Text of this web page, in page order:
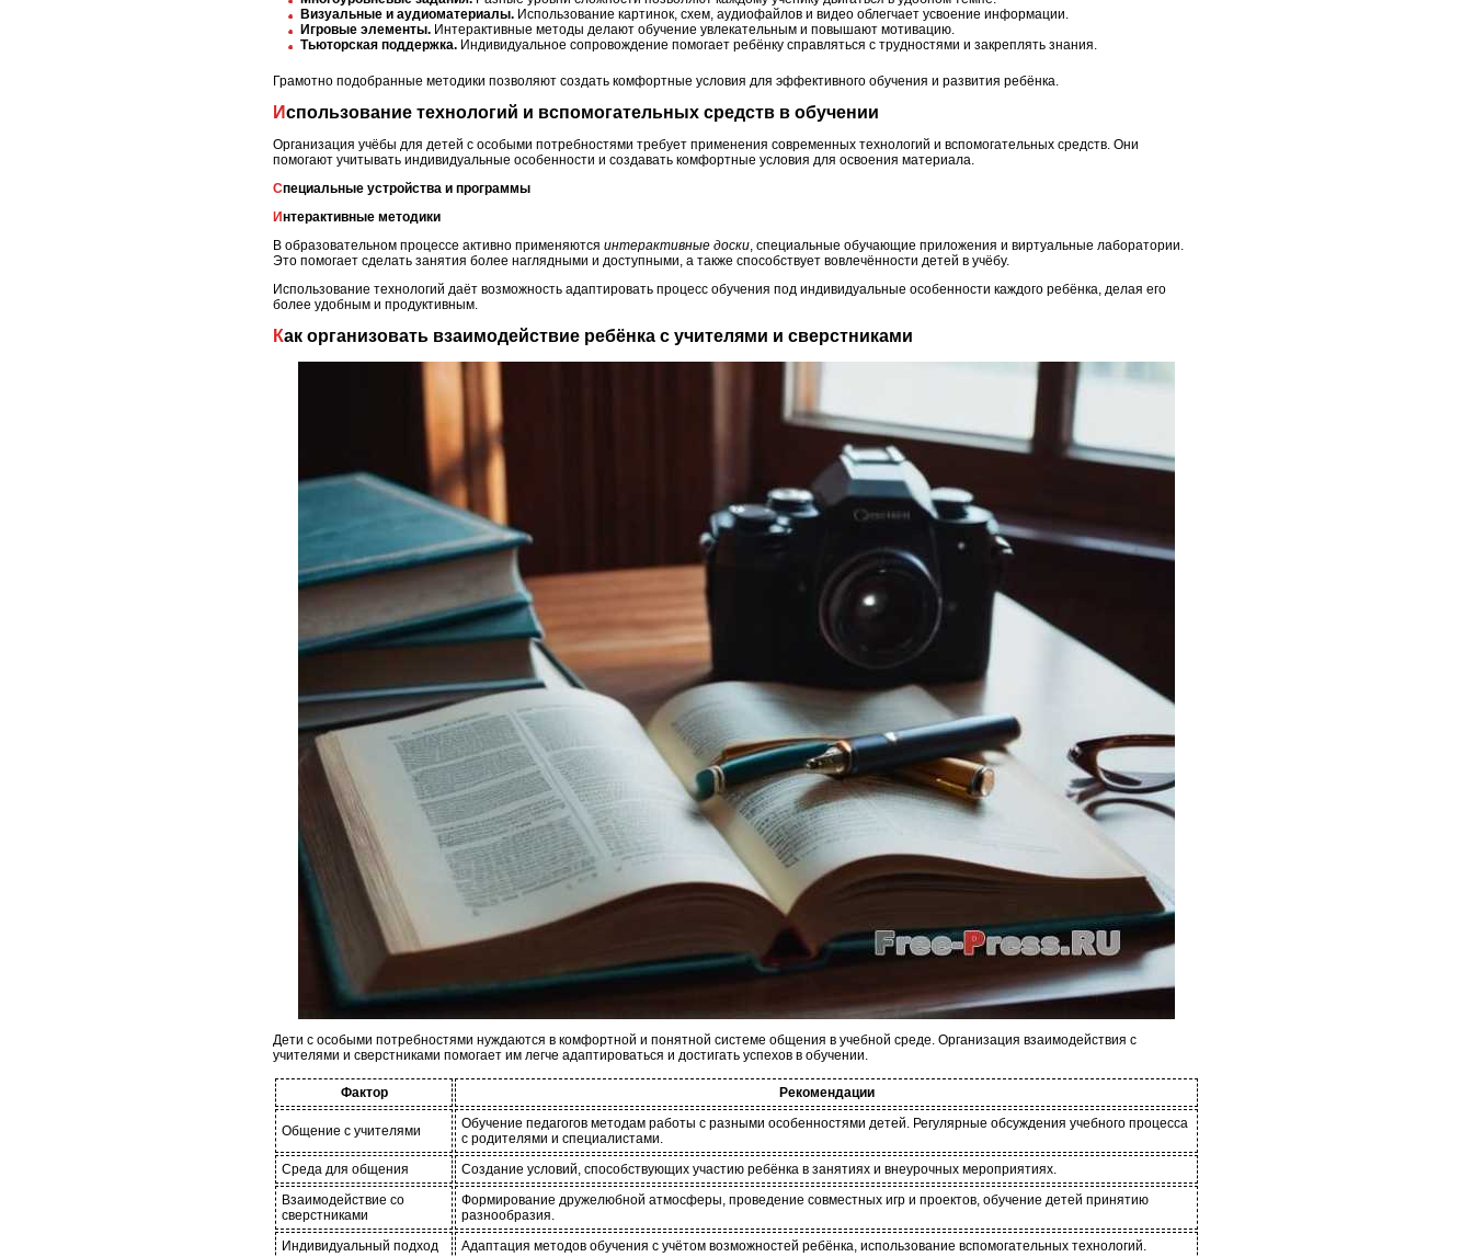
Визуальные и аудиоматериалы. Использование картинок, схем, аудиофайлов и видео облегчает усвоение информации.
Игровые элементы. Интерактивные методы делают обучение увлекательным и повышают мотивацию.
Тьюторская поддержка. Индивидуальное сопровождение помогает ребёнку справляться с трудностями и закреплять знания.
Грамотно подобранные методики позволяют создать комфортные условия для эффективного обучения и развития ребёнка.
Использование технологий и вспомогательных средств в обучении
Организация учёбы для детей с особыми потребностями требует применения современных технологий и вспомогательных средств. Они
помогают учитывать индивидуальные особенности и создавать комфортные условия для освоения материала.
Специальные устройства и программы
Интерактивные методики
В образовательном процессе активно применяются интерактивные доски, специальные обучающие приложения и виртуальные лаборатории.
Это помогает сделать занятия более наглядными и доступными, а также способствует вовлечённости детей в учёбу.
Использование технологий даёт возможность адаптировать процесс обучения под индивидуальные особенности каждого ребёнка, делая его
более удобным и продуктивным.
Как организовать взаимодействие ребёнка с учителями и сверстниками
Дети с особыми потребностями нуждаются в комфортной и понятной системе общения в учебной среде. Организация взаимодействия с
учителями и сверстниками помогает им легче адаптироваться и достигать успехов в обучении.
Фактор Рекомендации
Общение с учителями
Обучение педагогов методам работы с разными особенностями детей. Регулярные обсуждения учебного процесса
с родителями и специалистами.
Среда для общения
Создание условий, способствующих участию ребёнка в занятиях и внеурочных мероприятиях.
Взаимодействие со
сверстниками
Формирование дружелюбной атмосферы, проведение совместных игр и проектов, обучение детей принятию
разнообразия.
Индивидуальный подход
Адаптация методов обучения с учётом возможностей ребёнка, использование вспомогательных технологий.